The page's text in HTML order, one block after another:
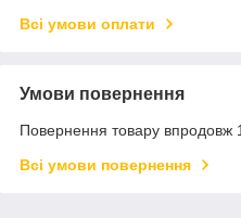
Всі умови оплати
Умови повернення
Повернення товару впродовж
Всі умови повернення